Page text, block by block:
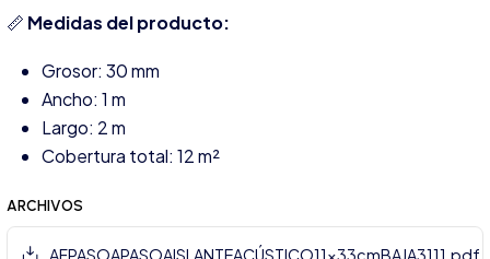
📏 Medidas del producto:
Grosor: 30 mm
Ancho: 1 m
Largo: 2 m
Cobertura total: 12 m²
ARCHIVOS
AFPASOAPASOAISLANTEACÚSTICO11x33cmBAJA3111.pdf